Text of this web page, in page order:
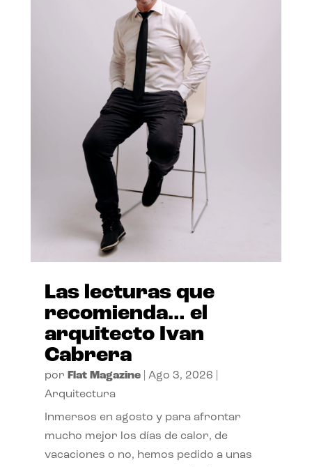
Las lecturas que
recomienda… el
arquitecto Ivan
Cabrera
por Flat Magazine| Ago 3, 2026
Arquitectura
Inmersos en agosto y para afrontar
mucho mejor los días de calor, de
vacaciones o no, hemos pedido a unas